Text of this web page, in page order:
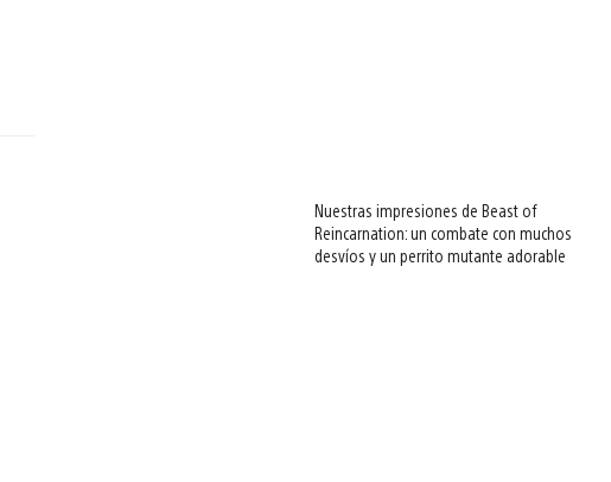
Nuestras impresiones de Beast of
Reincarnation: un combate con muchos
desvíos y un perrito mutante adorable